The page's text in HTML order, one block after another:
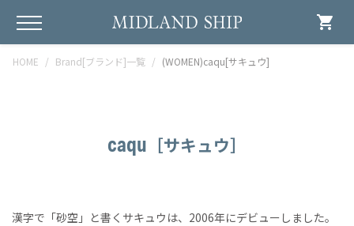
shopping_cart
HOME Brand[ブランド]一覧 (WOMEN)caqu[サキュウ]
caqu ［サキュウ］
漢字で「砂空」と書くサキュウは、2006年にデビューしました。